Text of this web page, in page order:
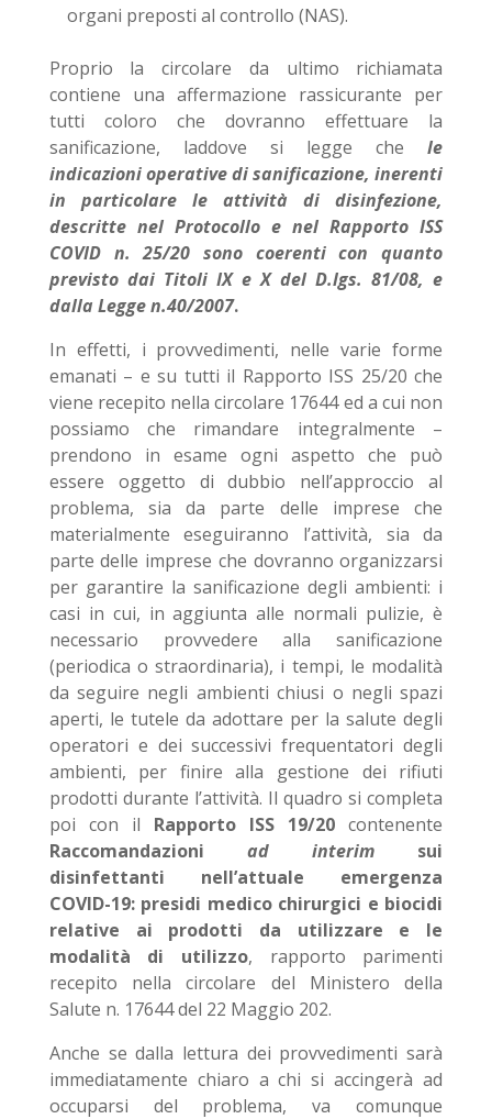
organi preposti al controllo (NAS).
Proprio la circolare da ultimo richiamata
contiene una affermazione rassicurante per
tutti coloro che dovranno effettuare la
sanificazione, laddove si legge chele
indicazioni operative di sanificazione, inerenti
in particolare le attività di disinfezione,
descritte nel Protocollo e nel Rapporto ISS
COVID n. 25/20 sono coerenti con quanto
previsto dai Titoli IX e X del D.lgs. 81/08, e
dalla Legge n.40/2007.
In effetti, i provvedimenti, nelle varie forme
emanati – e su tutti il Rapporto ISS 25/20 che
viene recepito nella circolare 17644 ed a cui non
possiamo che rimandare integralmente –
prendono in esame ogni aspetto che può
essere oggetto di dubbio nell’approccio al
problema, sia da parte delle imprese che
materialmente eseguiranno l’attività, sia da
parte delle imprese che dovranno organizzarsi
per garantire la sanificazione degli ambienti: i
casi in cui, in aggiunta alle normali pulizie, è
necessario provvedere alla sanificazione
(periodica o straordinaria), i tempi, le modalità
da seguire negli ambienti chiusi o negli spazi
aperti, le tutele da adottare per la salute degli
operatori e dei successivi frequentatori degli
ambienti, per finire alla gestione dei rifiuti
prodotti durante l’attività. Il quadro si completa
poi con il Rapporto ISS 19/20 contenente
Raccomandazioni ad interim sui
disinfettanti nell’attuale emergenza
COVID-19: presidi medico chirurgici e biocidi
relative ai prodotti da utilizzare e le
modalità di utilizzo, rapporto parimenti
recepito nella circolare del Ministero della
Salute n. 17644 del 22 Maggio 202.
Anche se dalla lettura dei provvedimenti sarà
immediatamente chiaro a chi si accingerà ad
occuparsi del problema, va comunque